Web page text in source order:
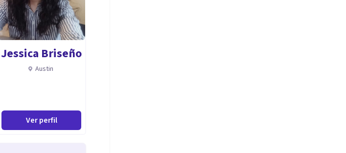
Jessica Briseño
Austin
Ver perfil